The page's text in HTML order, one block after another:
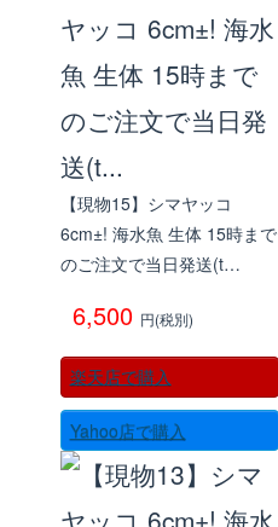
【現物15】シマヤッコ
6cm±! 海水魚 生体 15時まで
のご注文で当日発送(t…
6,500 円(税別)
楽天店で購入
Yahoo店で購入